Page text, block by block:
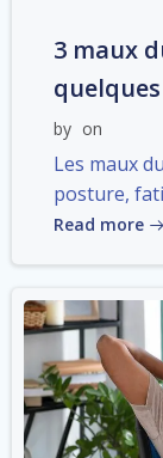
3 maux
by on
Les maux
posture,
Read more